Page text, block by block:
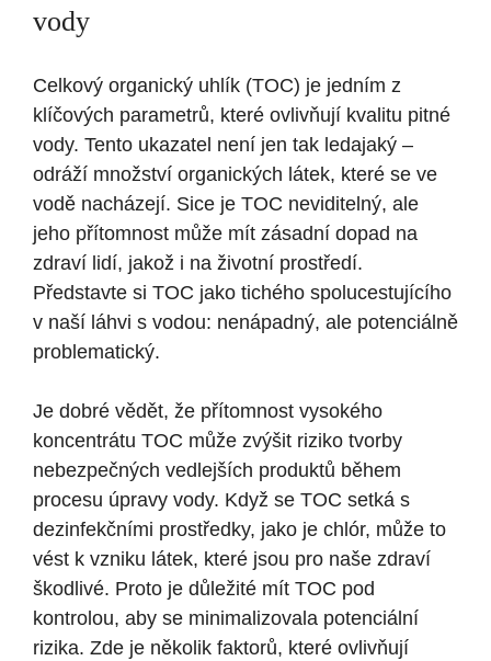
vody
Celkový organický uhlík (TOC) ⁣je jedním​ z
klíčových parametrů, které‌ ovlivňují kvalitu pitné
vody. Tento ukazatel není jen tak ledajaký‍ –
⁤odráží⁤ množství organických látek, které ⁢se ve
vodě nacházejí. Sice je TOC ‍neviditelný, ⁣ale
jeho přítomnost ‌může mít zásadní dopad na
zdraví lidí, jakož i na životní​ prostředí.
Představte⁣ si TOC⁣ jako tichého ⁢spolucestujícího
v naší láhvi s⁣ vodou: nenápadný, ale potenciálně
problematický.
Je dobré vědět,‌ že přítomnost vysokého
koncentrátu ​TOC může zvýšit riziko tvorby
nebezpečných ⁣vedlejších produktů ⁣během
procesu úpravy‌ vody. Když se⁢ TOC setká s
⁢dezinfekčními prostředky, jako je chlór, může ‍to
vést k​ vzniku‌ látek, které jsou ⁢pro naše zdraví
škodlivé. Proto je důležité mít TOC pod
kontrolou, aby se minimalizovala potenciální
rizika.⁢ Zde je několik faktorů, které ovlivňují